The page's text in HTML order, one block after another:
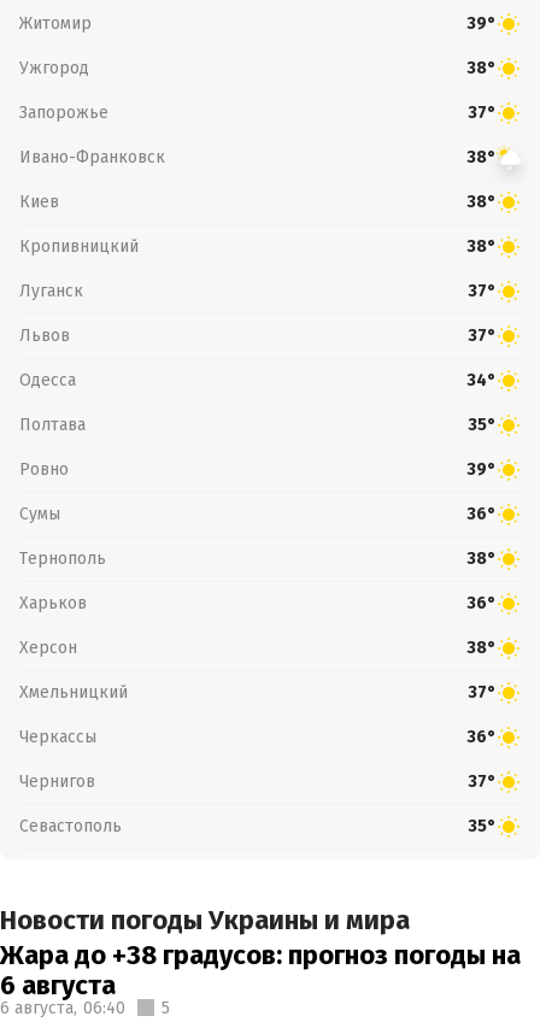
Житомир 39°
Ужгород 38°
Запорожье 37°
Ивано-Франковск 38°
Киев 38°
Кропивницкий 38°
Луганск 37°
Львов 37°
Одесса 34°
Полтава 35°
Ровно 39°
Сумы 36°
Тернополь 38°
Харьков 36°
Херсон 38°
Хмельницкий 37°
Черкассы 36°
Чернигов 37°
Севастополь 35°
Новости погоды Украины и мира
Жара до +38 градусов: прогноз погоды на
6 августа
6 августа, 06:40 5